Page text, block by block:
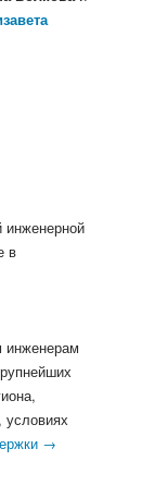
инженерной
в
инженерам
условиях
→